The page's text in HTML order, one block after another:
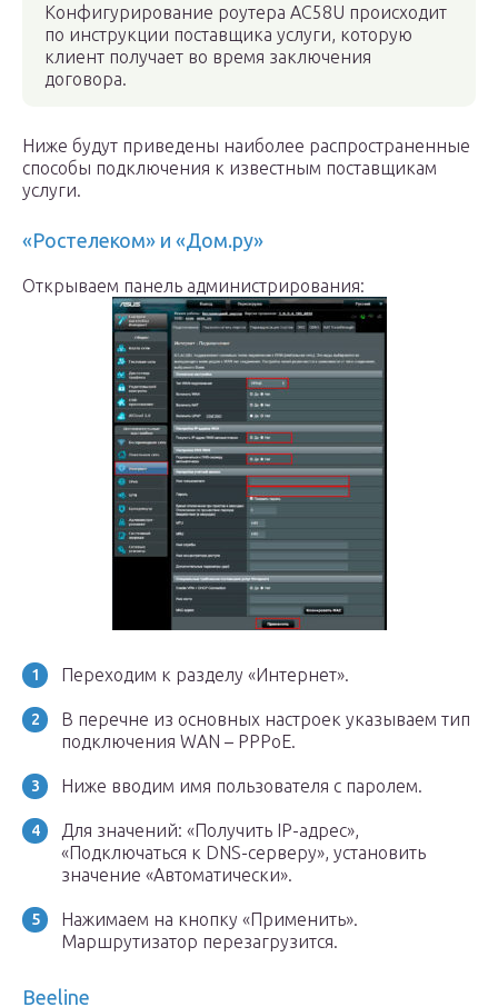
Конфигурирование роутера AC58U происходит
по инструкции поставщика услуги, которую
клиент получает во время заключения
договора.
Ниже будут приведены наиболее распространенные
способы подключения к известным поставщикам
услуги.
«Ростелеком» и «Дом.ру»
Открываем панель администрирования:
Переходим к разделу «Интернет».
В перечне из основных настроек указываем тип
подключения WAN – PPPoE.
Ниже вводим имя пользователя с паролем.
Для значений: «Получить IP-адрес»,
«Подключаться к DNS-серверу», установить
значение «Автоматически».
Нажимаем на кнопку «Применить».
Маршрутизатор перезагрузится.
Beeline